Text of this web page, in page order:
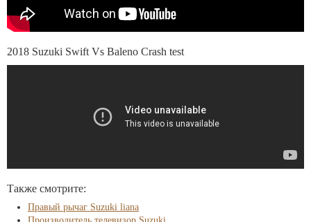
2018 Suzuki Swift Vs Baleno Crash test
Также смотрите:
Правый рычаг Suzuki liana